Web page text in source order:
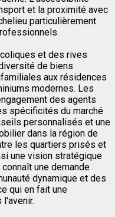
et la proximité avec
particulièrement
et des rives
de biens
aux résidences
modernes. Les
des agents
spécificités du marché
personnalisés et une
dans la région de
les quartiers prisés et
une vision stratégique
une demande
dynamique et des
qui en fait une